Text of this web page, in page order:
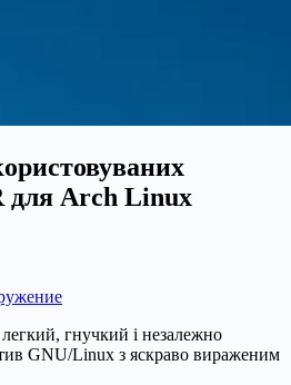
для Arch Linux
гнучкий і незалежно
GNU/Linux з яскраво вираженим